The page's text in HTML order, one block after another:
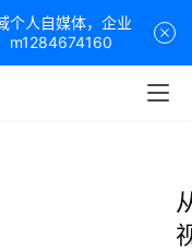
个人自媒体，企业
m1284674160